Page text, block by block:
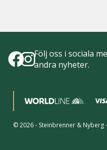
Följ oss i sociala
andra nyheter.
©2026- Steinbrenner & Nyberg